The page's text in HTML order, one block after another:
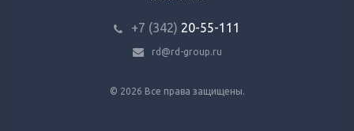
© 2026 Все права защищены.
+7 (342) 20-55-111
rd@rd-group.ru